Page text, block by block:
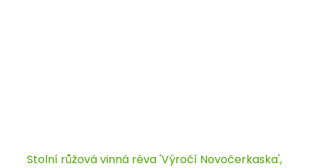
Stolní růžová vinná réva 'Výročí Novočerkaska',